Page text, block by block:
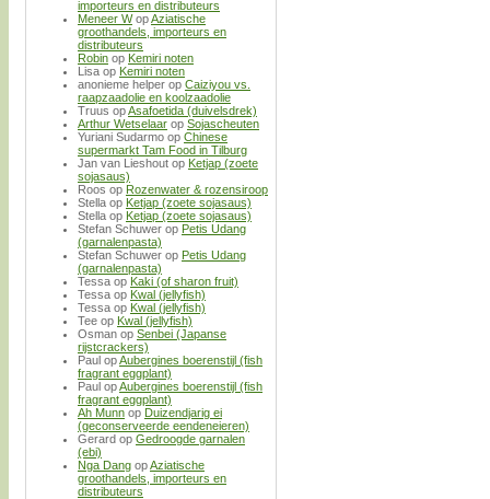
importeurs en distributeurs
Meneer WopAziatische
groothandels, importeurs en
distributeurs
Robin op Kemiri noten
Lisa op Kemiri noten
anonieme helper op Caiziyou vs.
raapzaadolie en koolzaadolie
Truus opAsafoetida (duivelsdrek)
Arthur Wetselaar op Sojascheuten
Yuriani Sudarmo op Chinese
supermarkt Tam Food in Tilburg
Jan van Lieshout op Ketjap (zoete
sojasaus)
Roos op Rozenwater & rozensiroop
Stella op Ketjap (zoete sojasaus)
Stella op Ketjap (zoete sojasaus)
Stefan Schuwer op Petis Udang
(garnalenpasta)
Stefan Schuwer op Petis Udang
(garnalenpasta)
Tessa op Kaki (of sharon fruit)
Tessa op Kwal (jellyfish)
Tessa op Kwal (jellyfish)
Tee op Kwal (jellyfish)
Osman op Senbei (Japanse
rijstcrackers)
Paul opAubergines boerenstijl (fish
fragrant eggplant)
Paul opAubergines boerenstijl (fish
fragrant eggplant)
Ah Munn op Duizendjarig ei
(geconserveerde eendeneieren)
Gerard op Gedroogde garnalen
(ebi)
Nga Dang opAziatische
groothandels, importeurs en
distributeurs